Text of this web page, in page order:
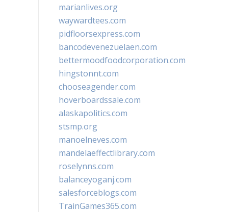
marianlives.org
waywardtees.com
pidfloorsexpress.com
bancodevenezuelaen.com
bettermoodfoodcorporation.com
hingstonnt.com
chooseagender.com
hoverboardssale.com
alaskapolitics.com
stsmp.org
manoelneves.com
mandelaeffectlibrary.com
roselynns.com
balanceyoganj.com
salesforceblogs.com
TrainGames365.com